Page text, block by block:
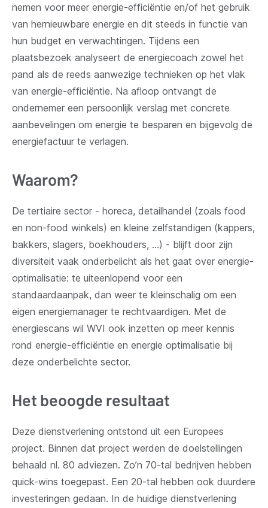
nemen voor meer energie-efficiëntie en/of het gebruik
van hernieuwbare energie en dit steeds in functie van
hun budget en verwachtingen. Tijdens een
plaatsbezoek analyseert de energiecoach zowel het
pand als de reeds aanwezige technieken op het vlak
van energie-efficiëntie. Na afloop ontvangt de
ondernemer een persoonlijk verslag met concrete
aanbevelingen om energie te besparen en bijgevolg de
energiefactuur te verlagen.
Waarom?
De tertiaire sector - horeca, detailhandel (zoals food
en non-food winkels) en kleine zelfstandigen (kappers,
bakkers, slagers, boekhouders, ...) - blijft door zijn
diversiteit vaak onderbelicht als het gaat over energie-
optimalisatie: te uiteenlopend voor een
standaardaanpak, dan weer te kleinschalig om een
eigen energiemanager te rechtvaardigen. Met de
energiescans wil WVI ook inzetten op meer kennis
rond energie-efficiëntie en energie optimalisatie bij
deze onderbelichte sector.
Het beoogde resultaat
Deze dienstverlening ontstond uit een Europees
project. Binnen dat project werden de doelstellingen
behaald nl. 80 adviezen. Zo’n 70-tal bedrijven hebben
quick-wins toegepast. Een 20-tal hebben ook duurdere
investeringen gedaan. In de huidige dienstverlening